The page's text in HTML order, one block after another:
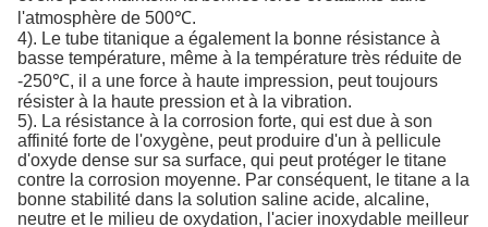
l'atmosphère de 500℃.
4). Le tube titanique a également la bonne résistance à
basse température, même à la température très réduite de
-250℃, il a une force à haute impression, peut toujours
résister à la haute pression et à la vibration.
5). La résistance à la corrosion forte, qui est due à son
affinité forte de l'oxygène, peut produire d'un à pellicule
d'oxyde dense sur sa surface, qui peut protéger le titane
contre la corrosion moyenne. Par conséquent, le titane a la
bonne stabilité dans la solution saline acide, alcaline,
neutre et le milieu de oxydation, l'acier inoxydable meilleur